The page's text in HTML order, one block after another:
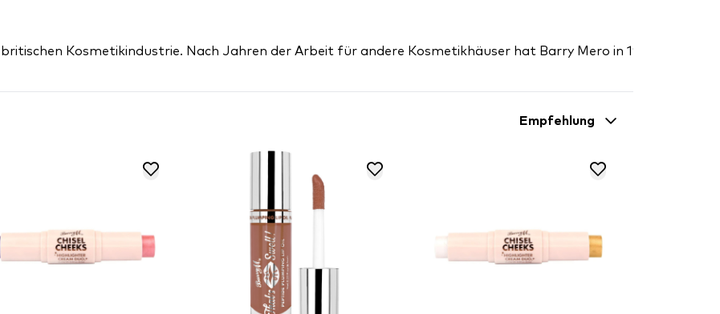
Kosmetikindustrie. Nach Jahren der Arbeit für andere Kosmetikhäuser hat Barry Mero in 1982 sein
Empfehlung